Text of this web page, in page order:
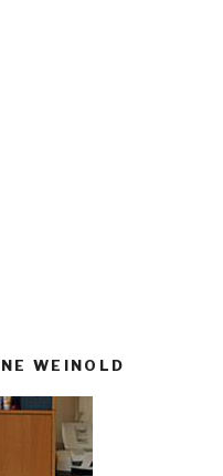
WEINOLD